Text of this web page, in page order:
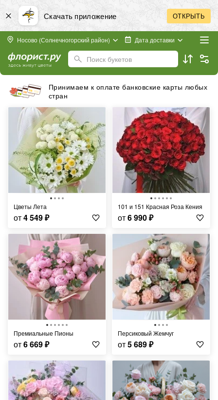
Скачать приложение ОТКРЫТЬ
Носово (Солнечногорский район) Дата доставки
Поиск букетов
Принимаем к оплате банковские карты любых
стран
Цветы Лета
от4 549₽
101 и 151 Красная Роза Кения
от6 990₽
Премиальные Пионы
от6 669₽
Персиковый Жемчуг
от5 689₽